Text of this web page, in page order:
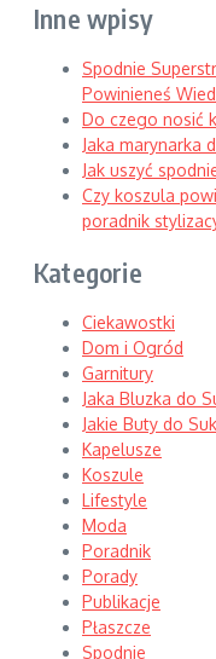
Inne wpisy
Spodnie
Powinieneś
Do czego nosić
Jaka marynarka
Jak uszyć
Czy koszula
poradnik
Kategorie
Ciekawostki
Dom i Ogród
Garnitury
Jaka Bluzka do
Jakie Buty do
Kapelusze
Koszule
Lifestyle
Moda
Poradnik
Porady
Publikacje
Płaszcze
Spodnie